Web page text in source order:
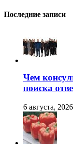
Последние записи
Чем
поиска
6 августа, 2026